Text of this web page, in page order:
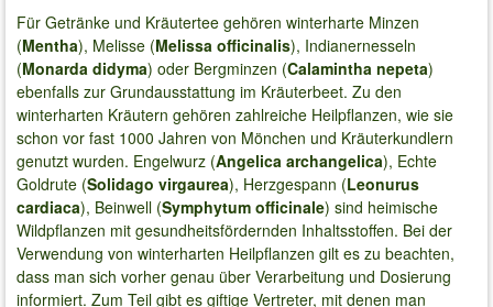
Für Getränke und Kräutertee gehören winterharte Minzen
(Mentha), Melisse (Melissa officinalis), Indianernesseln
(Monarda didyma) oder Bergminzen (Calamintha nepeta)
ebenfalls zur Grundausstattung im Kräuterbeet. Zu den
winterharten Kräutern gehören zahlreiche Heilpflanzen, wie sie
schon vor fast 1000 Jahren von Mönchen und Kräuterkundlern
genutzt wurden. Engelwurz (Angelica archangelica), Echte
Goldrute (Solidago virgaurea), Herzgespann (Leonurus
cardiaca), Beinwell (Symphytum officinale) sind heimische
Wildpflanzen mit gesundheitsfördernden Inhaltsstoffen. Bei der
Verwendung von winterharten Heilpflanzen gilt es zu beachten,
dass man sich vorher genau über Verarbeitung und Dosierung
informiert. Zum Teil gibt es giftige Vertreter, mit denen man